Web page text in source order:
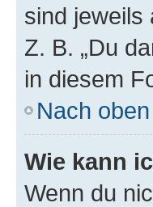
sind jeweils
Z. B. „Du
in diesem
Nach oben
Wie kann
Wenn du